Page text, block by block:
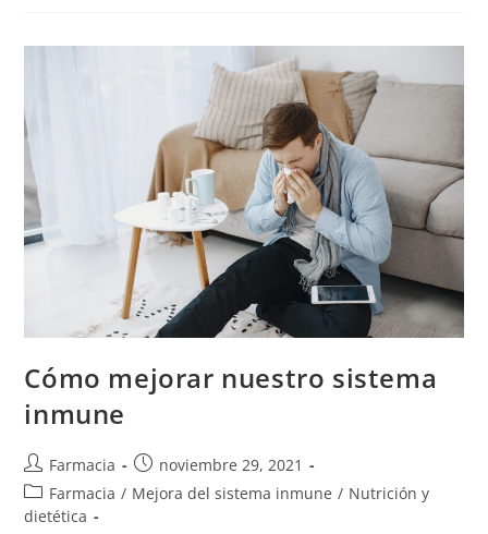
Cómo mejorar nuestro sistema
inmune
Farmacia
noviembre 29, 2021
Farmacia / Mejora del sistema inmune / Nutrición y
dietética